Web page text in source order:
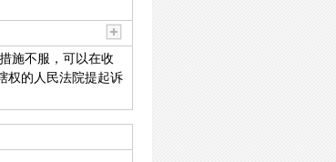
施不服，可以在收
权的人民法院提起诉